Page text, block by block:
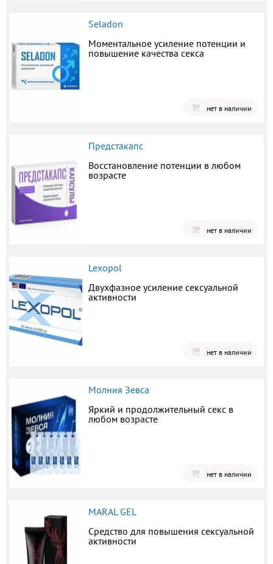
Seladon
Моментальное усиление потенции и
повышение качества секса
нет в наличии
Предстакапс
Восстановление потенции в любом
возрасте
нет в наличии
Lexopol
Двухфазное усиление сексуальной
активности
нет в наличии
Молния Зевса
Яркий и продолжительный секс в
любом возрасте
нет в наличии
MARAL GEL
Средство для повышения сексуальной
активности